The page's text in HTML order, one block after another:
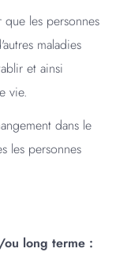
les personnes
maladies
et ainsi
vie.
dans le
les personnes
ou long terme :